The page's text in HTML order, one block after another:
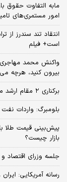
مابه التفاوت حقوق
امور مستمری‌های
انتقاد تند سندرز از
است+ فیلم
واکنش محمد مهاجری
بیرون کنید، هرچه
برکناری ۲ مقام‌ ارشد موساد در پی شکست توطئه علیه ایران
بلومبرگ: واردات
پیش‌بینی قیمت طلا
بازار چیست؟
جلسه وزرای اقتصاد و
رسانه آمریکایی: